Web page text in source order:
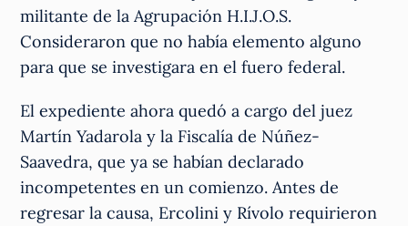
militante de la Agrupación H.I.J.O.S.
Consideraron que no había elemento alguno
para que se investigara en el fuero federal.
El expediente ahora quedó a cargo del juez
Martín Yadarola y la Fiscalía de Núñez-
Saavedra, que ya se habían declarado
incompetentes en un comienzo. Antes de
regresar la causa, Ercolini y Rívolo requirieron